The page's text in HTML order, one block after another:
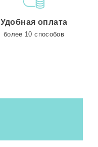
Удобная оплата
более 10 способов